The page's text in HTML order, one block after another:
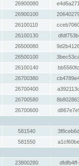
26900080
26900100
26100110
26100130
26500080
26500100
26100140
26700380
26700400
26700580
26700600
581540
581550
23800280